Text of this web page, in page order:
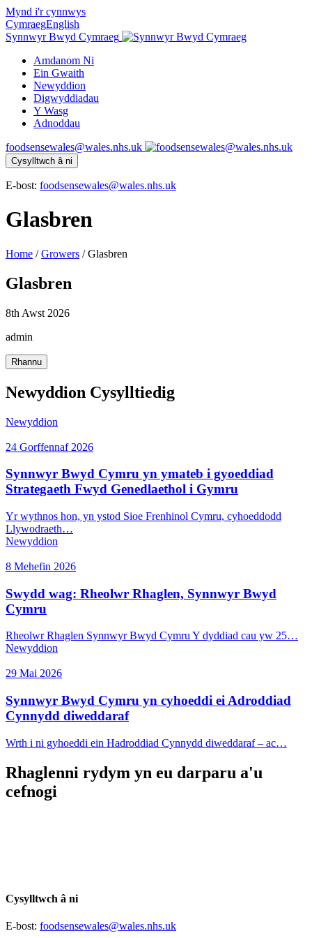
Mynd i'r cynnwys
CymraegEnglish
Synnwyr Bwyd Cymraeg
Amdanom Ni
Ein Gwaith
Newyddion
Digwyddiadau
Y Wasg
Adnoddau
foodsensewales@wales.nhs.uk
Cysylltwch â ni
E-bost: foodsensewales@wales.nhs.uk
Glasbren
Home /Growers /Glasbren
Glasbren
8th Awst 2026
admin
Rhannu
Newyddion Cysylltiedig
Newyddion
24 Gorffennaf 2026
Synnwyr Bwyd Cymru yn ymateb i gyoeddiad
Strategaeth Fwyd Genedlaethol i Gymru
Yr wythnos hon, yn ystod Sioe Frenhinol Cymru, cyhoeddodd
Llywodraeth…
Newyddion
8 Mehefin 2026
Swydd wag: Rheolwr Rhaglen, Synnwyr Bwyd
Cymru
Rheolwr Rhaglen Synnwyr Bwyd Cymru Y dyddiad cau yw 25…
Newyddion
29 Mai 2026
Synnwyr Bwyd Cymru yn cyhoeddi ei Adroddiad
Cynnydd diweddaraf
Wrth i ni gyhoeddi ein Hadroddiad Cynnydd diweddaraf – ac…
Rhaglenni rydym yn eu darparu a'u
cefnogi
Cysylltwch â ni
E-bost: foodsensewales@wales.nhs.uk